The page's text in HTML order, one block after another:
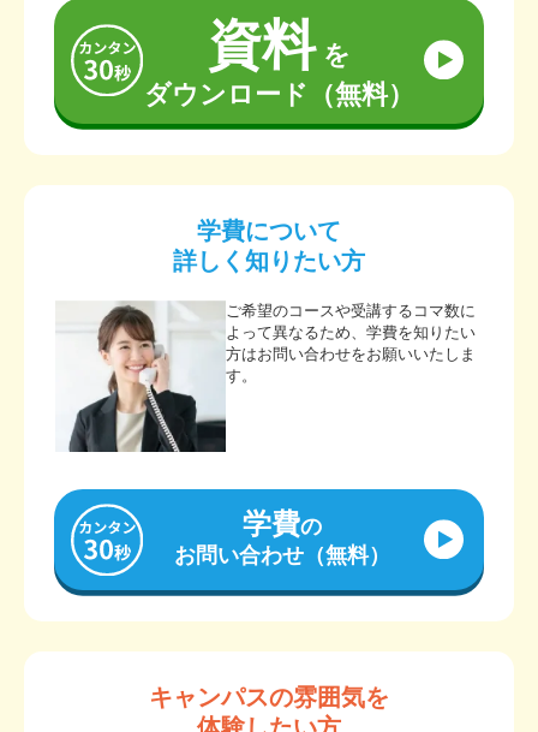
資料を
ダウンロード（無料）
学費について
詳しく知りたい方
ご希望のコースや受講するコマ数に
よって異なるため、学費を知りたい
方はお問い合わせをお願いいたしま
す。
学費の
お問い合わせ（無料）
キャンパスの雰囲気を